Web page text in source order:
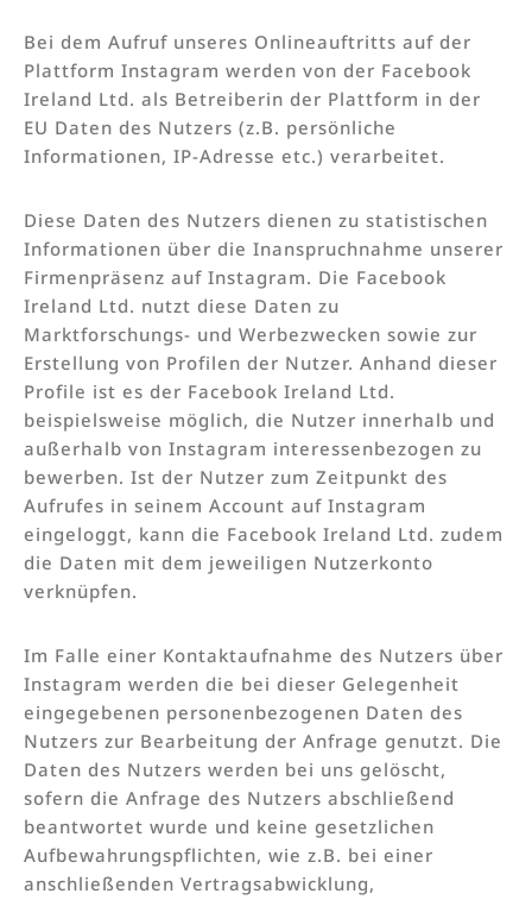
Bei dem Aufruf unseres Onlineauftritts auf der
Plattform Instagram werden von der Facebook
Ireland Ltd. als Betreiberin der Plattform in der
EU Daten des Nutzers (z.B. persönliche
Informationen, IP-Adresse etc.) verarbeitet.
Diese Daten des Nutzers dienen zu statistischen
Informationen über die Inanspruchnahme unserer
Firmenpräsenz auf Instagram. Die Facebook
Ireland Ltd. nutzt diese Daten zu
Marktforschungs- und Werbezwecken sowie zur
Erstellung von Profilen der Nutzer. Anhand dieser
Profile ist es der Facebook Ireland Ltd.
beispielsweise möglich, die Nutzer innerhalb und
außerhalb von Instagram interessenbezogen zu
bewerben. Ist der Nutzer zum Zeitpunkt des
Aufrufes in seinem Account auf Instagram
eingeloggt, kann die Facebook Ireland Ltd. zudem
die Daten mit dem jeweiligen Nutzerkonto
verknüpfen.
Im Falle einer Kontaktaufnahme des Nutzers über
Instagram werden die bei dieser Gelegenheit
eingegebenen personenbezogenen Daten des
Nutzers zur Bearbeitung der Anfrage genutzt. Die
Daten des Nutzers werden bei uns gelöscht,
sofern die Anfrage des Nutzers abschließend
beantwortet wurde und keine gesetzlichen
Aufbewahrungspflichten, wie z.B. bei einer
anschließenden Vertragsabwicklung,